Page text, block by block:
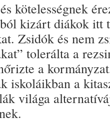
kötelességnek
kizárt diákok itt
Zsidók és nem
tolerálta a
a
iskoláikban a
világa